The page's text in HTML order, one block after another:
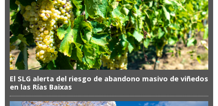
El SLG alerta del riesgo de abandono masivo de viñedos
en las Rías Baixas